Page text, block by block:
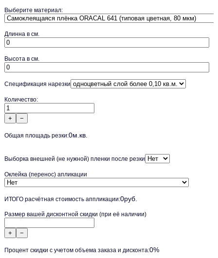
Выберите материал:
Длинна в см.
Высота в см.
Спецификация нарезки
Количество:
+ −
Общая площадь резки:0м.кв.
Выборка внешней (не нужной) пленки после резки
Оклейка (перенос) апликации
ИТОГО расчётная стоимость аппликации:0руб.
Размер вашей дисконтной скидки (при её наличии)
+ −
Процент скидки с учетом объема заказа и дисконта:0%